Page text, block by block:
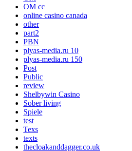
OM cc
online casino canada
other
part2
PBN
plyas-media.ru 10
plyas-media.ru 150
Post
Public
review
Shelbywin Casino
Sober living
Spiele
test
Texs
texts
thecloakanddagger.co.uk